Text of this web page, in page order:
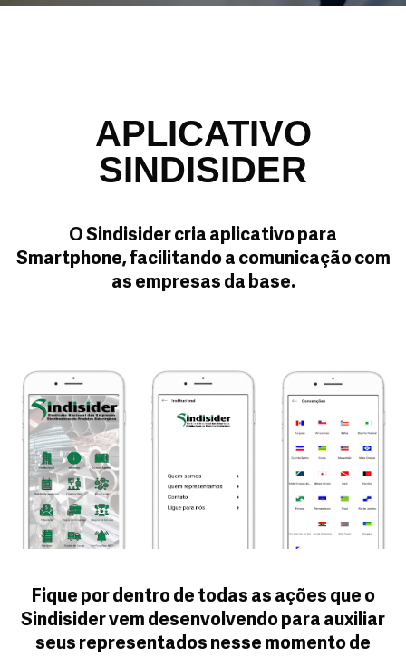
APLICATIVO
SINDISIDER
O Sindisider cria aplicativo para
Smartphone, facilitando a comunicação com
as empresas da base.
Fique por dentro de todas as ações que o
Sindisider vem desenvolvendo para auxiliar
seus representados nesse momento de